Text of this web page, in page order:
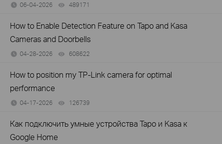
06-04-2026 489171
How to Enable Detection Feature on Tapo and Kasa
Cameras and Doorbells
04-28-2026 608622
How to position my TP-Link camera for optimal
performance
04-17-2026 126739
Как подключить умные устройства Tapo и Kasa к
Google Home